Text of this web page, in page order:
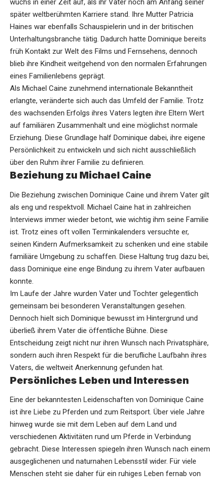
wuchs in einer Zeit auf, als ihr Vater noch am Anfang seiner
später weltberühmten Karriere stand. Ihre Mutter Patricia
Haines war ebenfalls Schauspielerin und in der britischen
Unterhaltungsbranche tätig. Dadurch hatte Dominique bereits
früh Kontakt zur Welt des Films und Fernsehens, dennoch
blieb ihre Kindheit weitgehend von den normalen Erfahrungen
eines Familienlebens geprägt.
Als Michael Caine zunehmend internationale Bekanntheit
erlangte, veränderte sich auch das Umfeld der Familie. Trotz
des wachsenden Erfolgs ihres Vaters legten ihre Eltern Wert
auf familiären Zusammenhalt und eine möglichst normale
Erziehung. Diese Grundlage half Dominique dabei, ihre eigene
Persönlichkeit zu entwickeln und sich nicht ausschließlich
über den Ruhm ihrer Familie zu definieren.
Beziehung zu Michael Caine
Die Beziehung zwischen Dominique Caine und ihrem Vater gilt
als eng und respektvoll. Michael Caine hat in zahlreichen
Interviews immer wieder betont, wie wichtig ihm seine Familie
ist. Trotz eines oft vollen Terminkalenders versuchte er,
seinen Kindern Aufmerksamkeit zu schenken und eine stabile
familiäre Umgebung zu schaffen. Diese Haltung trug dazu bei,
dass Dominique eine enge Bindung zu ihrem Vater aufbauen
konnte.
Im Laufe der Jahre wurden Vater und Tochter gelegentlich
gemeinsam bei besonderen Veranstaltungen gesehen.
Dennoch hielt sich Dominique bewusst im Hintergrund und
überließ ihrem Vater die öffentliche Bühne. Diese
Entscheidung zeigt nicht nur ihren Wunsch nach Privatsphäre,
sondern auch ihren Respekt für die berufliche Laufbahn ihres
Vaters, die weltweit Anerkennung gefunden hat.
Persönliches Leben und Interessen
Eine der bekanntesten Leidenschaften von Dominique Caine
ist ihre Liebe zu Pferden und zum Reitsport. Über viele Jahre
hinweg wurde sie mit dem Leben auf dem Land und
verschiedenen Aktivitäten rund um Pferde in Verbindung
gebracht. Diese Interessen spiegeln ihren Wunsch nach einem
ausgeglichenen und naturnahen Lebensstil wider. Für viele
Menschen steht sie daher für ein ruhiges Leben fernab von